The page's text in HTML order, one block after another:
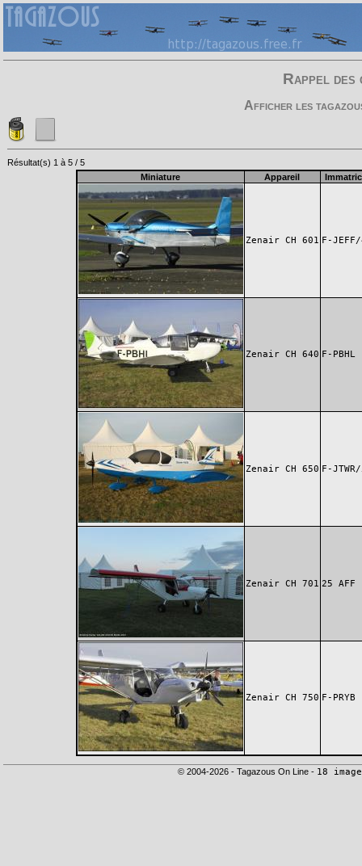
Rappel
Afficher les
Résultat(s) 1 à 5 / 5
Miniature
Appareil
Zenair CH 601 F-
Zenair CH 640 F-PBHL
Zenair CH 650 F-
Zenair CH 701 25 AFF
Zenair CH 750 F-PRYB
© 2004-2026 - Tagazous On Line - 18